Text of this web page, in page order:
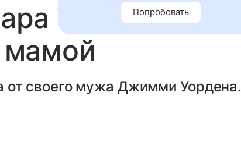
Уивинг
мамой
от своего мужа Джимми Уордена.
Попробовать